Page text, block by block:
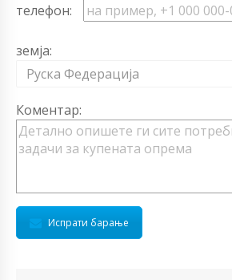
телефон:
земја:
Руска Федерација
Коментар:
Испрати барање